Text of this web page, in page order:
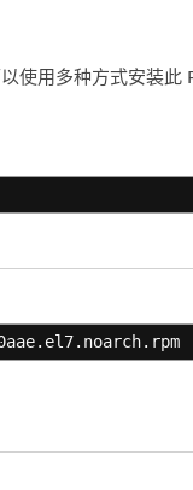
使用多种方式安装此